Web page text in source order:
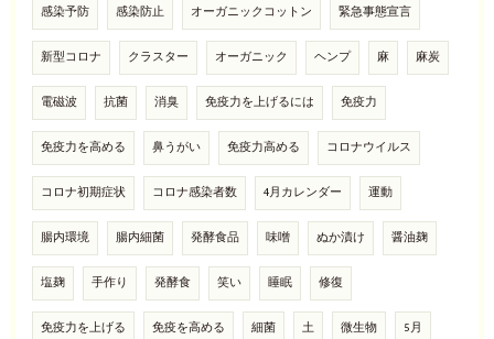
感染予防 感染防止 オーガニックコットン 緊急事態宣言
新型コロナ クラスター オーガニック ヘンプ 麻 麻炭
電磁波 抗菌 消臭 免疫力を上げるには 免疫力
免疫力を高める 鼻うがい 免疫力高める コロナウイルス
コロナ初期症状 コロナ感染者数 4月カレンダー 運動
腸内環境 腸内細菌 発酵食品 味噌 ぬか漬け 醤油麹
塩麹 手作り 発酵食 笑い 睡眠 修復
免疫力を上げる 免疫を高める 細菌 土 微生物 5月